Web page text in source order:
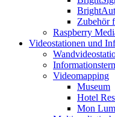
Zubehör
Raspberry
Videostationen und
Videomapping
Museum
Hotel
Mon